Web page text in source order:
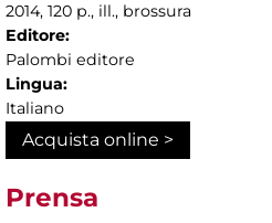
2014, 120 p., ill., brossura
Editore:
Palombi editore
Lingua:
Italiano
Acquista online >
Prensa